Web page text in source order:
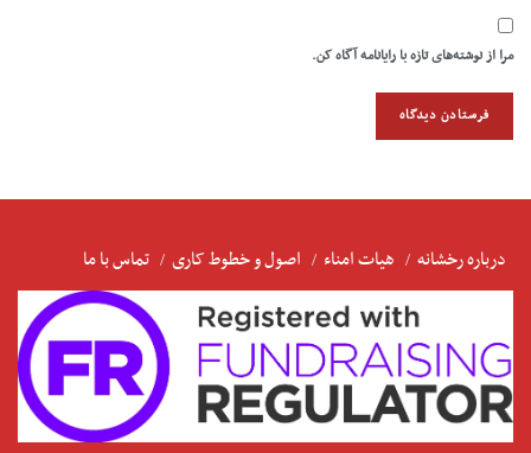
مرا از نوشته‌های تازه با رایانامه آگاه کن.
درباره رخشانه هیات امناء اصول و خطوط کاری تماس با ما